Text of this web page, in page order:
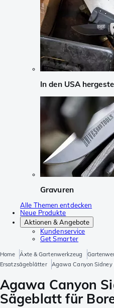
In den USA
Gravuren
Alle Themen entdecken
Neue Produkte
Aktionen & Angebote
Kundenservice
Get Smarter
Home Äxte & Gartenwerkzeug
Ersatzsägeblätter
Agawa Canyon
Agawa Canyon
Sägeblatt für